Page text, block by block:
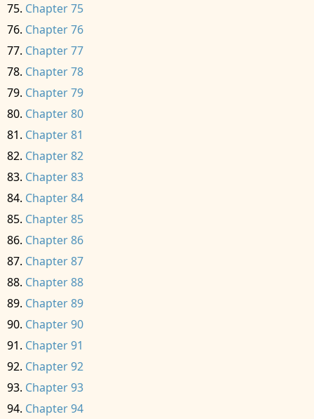
Chapter 75
Chapter 76
Chapter 77
Chapter 78
Chapter 79
Chapter 80
Chapter 81
Chapter 82
Chapter 83
Chapter 84
Chapter 85
Chapter 86
Chapter 87
Chapter 88
Chapter 89
Chapter 90
Chapter 91
Chapter 92
Chapter 93
Chapter 94